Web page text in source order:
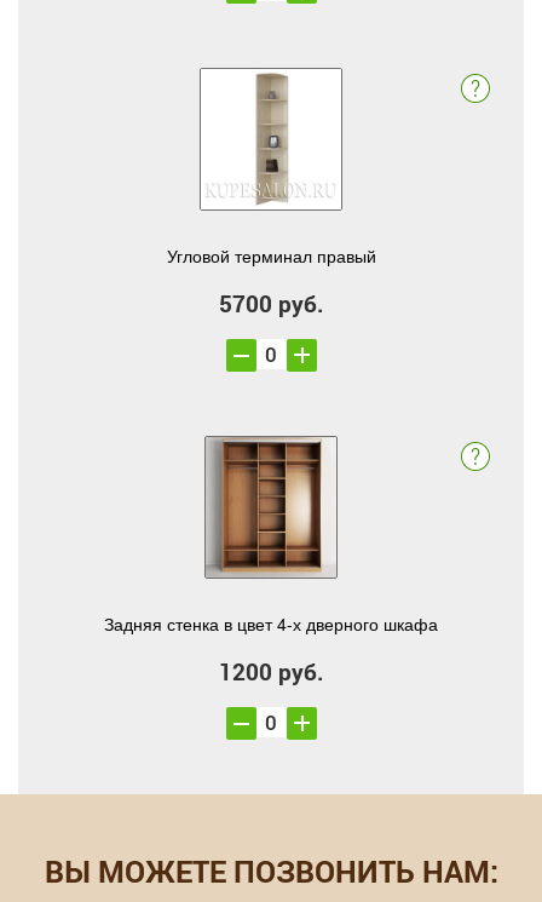
Угловой терминал правый
5700 руб.
Задняя стенка в цвет 4-х дверного шкафа
1200 руб.
ВЫ МОЖЕТЕ ПОЗВОНИТЬ НАМ: